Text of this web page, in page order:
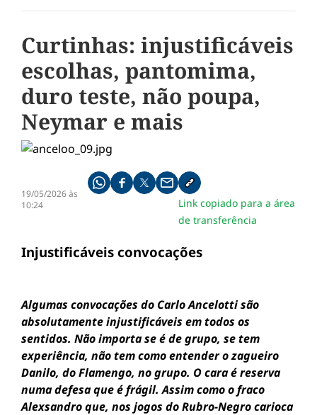
Curtinhas: injustificáveis
escolhas, pantomima,
duro teste, não poupa,
Neymar e mais
19/05/2026 às
10:24
Compartilhe pelo whatsapp
Compartilhar no facebook
Compartilhar no twitter
Compartilhe pelo email
Copiar link da notícia
Link copiado para a área
de transferência
Injustificáveis convocações
Algumas convocações do Carlo Ancelotti são
absolutamente injustificáveis em todos os
sentidos. Não importa se é de grupo, se tem
experiência, não tem como entender o zagueiro
Danilo, do Flamengo, no grupo. O cara é reserva
numa defesa que é frágil. Assim como o fraco
Alexsandro que, nos jogos do Rubro-Negro carioca